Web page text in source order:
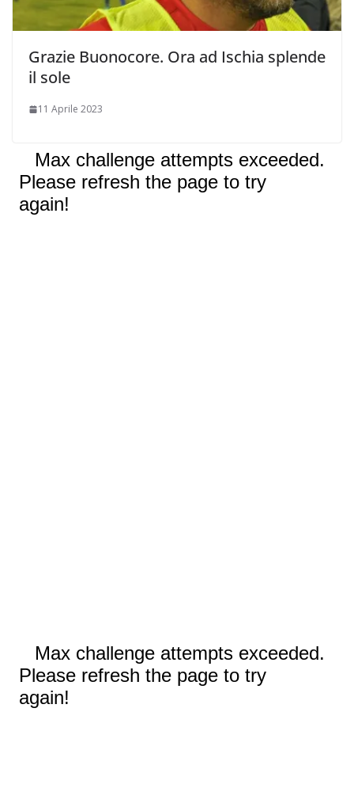
Grazie Buonocore. Ora ad Ischia splende
il sole
11 Aprile 2023